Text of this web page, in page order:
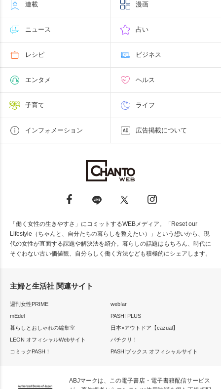
連載 漫画
ニュース 占い
レシピ ビジネス
エンタメ ヘルス
子育て ライフ
インフォメーション 広告掲載について
「働く女性の生きやすさ」にコミットするWEBメディア。「Reset our
Lifestyle（ちゃんと、自分たちの暮らしを整えたい）」という想いから、現
代の女性が直面する課題や解決法を紹介。暮らしの話題はもちろん、時代に
そぐわない古い価値観、自分らしく働く方法なども積極的にシェアします。
主婦と生活社 関連サイト
週刊女性PRIME
web!ar
mEdel
PASH! PLUS
暮らしとおしゃれの編集室
日本×アウトドア【cazual】
LEON オフィシャルWebサイト
パチクリ！
コミックPASH！
PASH!ブックス オフィシャルサイト
ABJマークは、この電子書店・電子書籍配信サービス